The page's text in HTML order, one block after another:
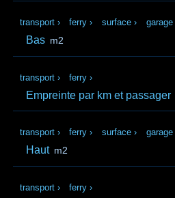
transport › ferry › surface › garage
Bas m2
transport › ferry ›
Empreinte par km et passager
transport › ferry › surface › garage
Haut m2
transport › ferry ›